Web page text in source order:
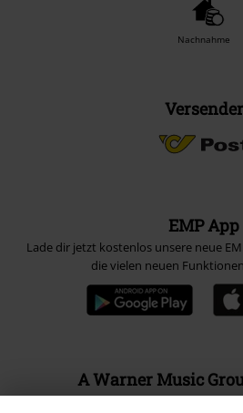
Nachnahme
Versender
EMP App
Lade dir jetzt kostenlos unsere neue
die vielen neuen
A Warner Music